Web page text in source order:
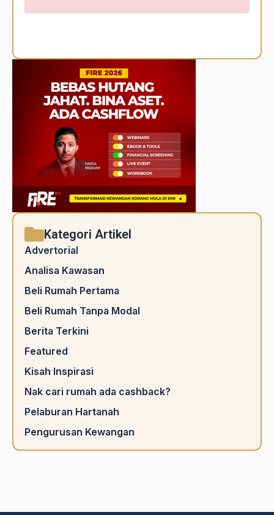
Kategori Artikel
Advertorial
Analisa Kawasan
Beli Rumah Pertama
Beli Rumah Tanpa Modal
Berita Terkini
Featured
Kisah Inspirasi
Nak cari rumah ada cashback?
Pelaburan Hartanah
Pengurusan Kewangan